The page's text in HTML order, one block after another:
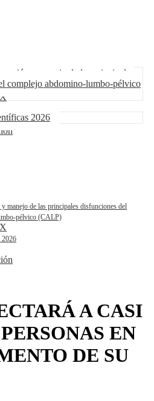
y manejo de las principales
complejo abdomino-lumbo-pélvico
2026
manejo de las principales disfunciones del
pélvico (CALP)
2026
A CASI
EN
DE SU